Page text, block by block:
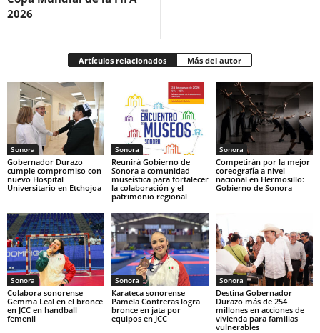
2026
Artículos relacionados Más del autor
Sonora
Gobernador Durazo
cumple compromiso con
nuevo Hospital
Universitario en Etchojoa
Sonora
Reunirá Gobierno de
Sonora a comunidad
museística para fortalecer
la colaboración y el
patrimonio regional
Sonora
Competirán por la mejor
coreografía a nivel
nacional en Hermosillo:
Gobierno de Sonora
Sonora
Colabora sonorense
Gemma Leal en el bronce
en JCC en handball
femenil
Sonora
Karateca sonorense
Pamela Contreras logra
bronce en jata por
equipos en JCC
Sonora
Destina Gobernador
Durazo más de 254
millones en acciones de
vivienda para familias
vulnerables